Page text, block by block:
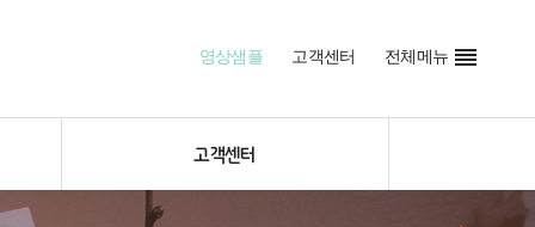
영상샘플 고객센터 전체메뉴 
고객센터